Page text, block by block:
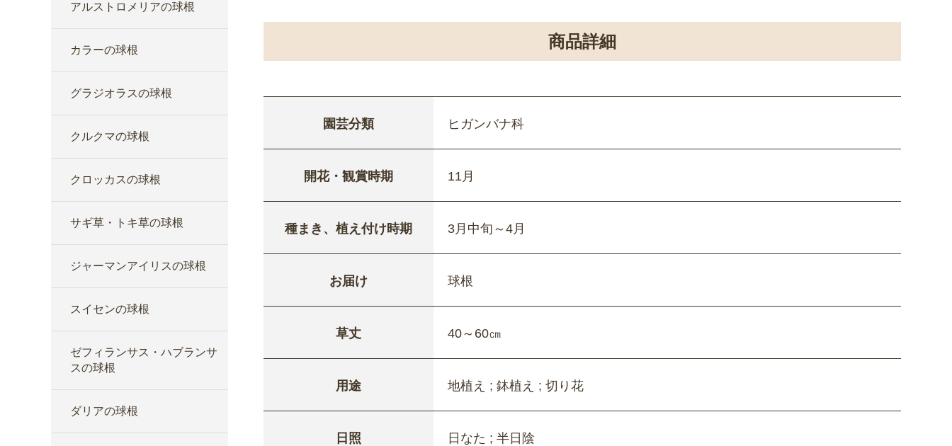
アルストロメリアの球根
カラーの球根
グラジオラスの球根
クルクマの球根
クロッカスの球根
サギ草・トキ草の球根
ジャーマンアイリスの球根
スイセンの球根
ゼフィランサス・ハブランサ
スの球根
ダリアの球根
商品詳細
園芸分類 ヒガンバナ科
開花・観賞時期 11月
種まき、植え付け時期 3月中旬～4月
お届け 球根
草丈 40～60㎝
用途 地植え ; 鉢植え ; 切り花
日照 日なた ; 半日陰